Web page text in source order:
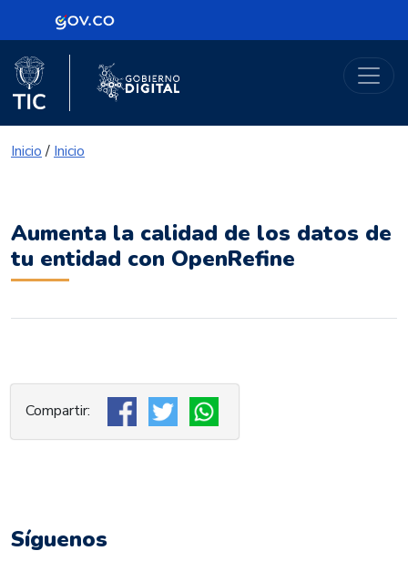
Logo Gobierno de Colombia
Portal Gobierno Digital
Logo del Ministerio TIC
Inicio/ Inicio
Aumenta la calidad de los datos de
tu entidad con OpenRefine
Síguenos